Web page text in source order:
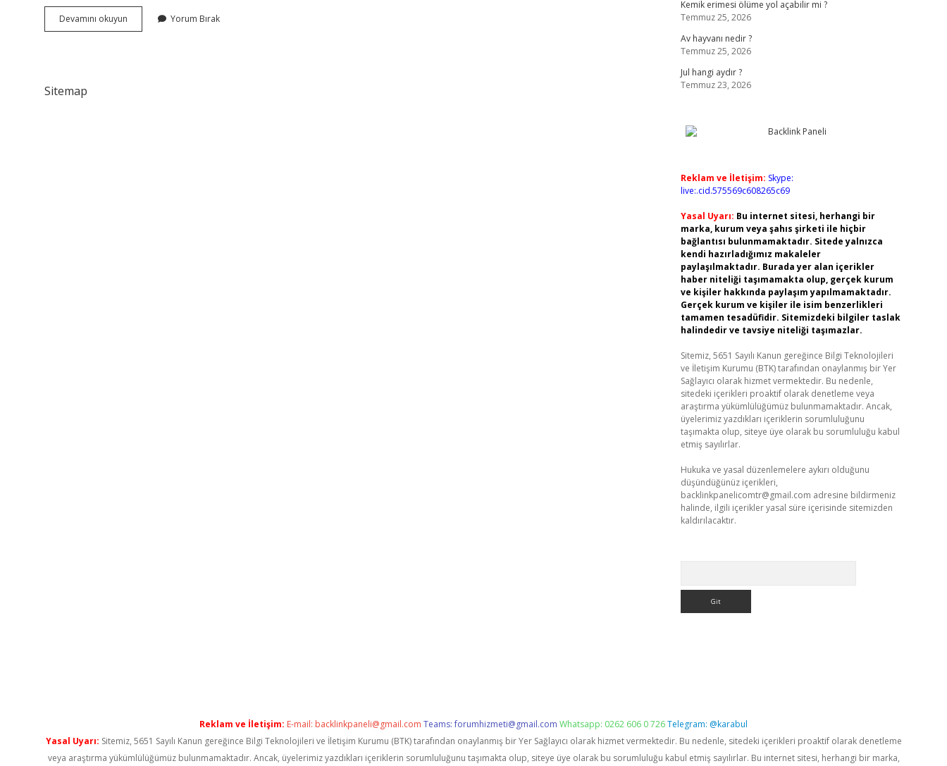
Devamını okuyun
Belirginleştirmek
Yorum Bırak
Sitemap
Kemik erimesi ölüme yol açabilir mi ?
Temmuz 25, 2026
Av hayvanı nedir ?
Temmuz 25, 2026
Jul hangi aydır ?
Temmuz 23, 2026
Reklam ve İletişim: Skype:
live:.cid.575569c608265c69
Yasal Uyarı: Bu internet sitesi, herhangi bir
marka, kurum veya şahıs şirketi ile hiçbir
bağlantısı bulunmamaktadır. Sitede yalnızca
kendi hazırladığımız makaleler
paylaşılmaktadır. Burada yer alan içerikler
haber niteliği taşımamakta olup, gerçek kurum
ve kişiler hakkında paylaşım yapılmamaktadır.
Gerçek kurum ve kişiler ile isim benzerlikleri
tamamen tesadüfidir. Sitemizdeki bilgiler taslak
halindedir ve tavsiye niteliği taşımazlar.
Sitemiz, 5651 Sayılı Kanun gereğince Bilgi Teknolojileri
ve İletişim Kurumu (BTK) tarafından onaylanmış bir Yer
Sağlayıcı olarak hizmet vermektedir. Bu nedenle,
sitedeki içerikleri proaktif olarak denetleme veya
araştırma yükümlülüğümüz bulunmamaktadır. Ancak,
üyelerimiz yazdıkları içeriklerin sorumluluğunu
taşımakta olup, siteye üye olarak bu sorumluluğu kabul
etmiş sayılırlar.
Hukuka ve yasal düzenlemelere aykırı olduğunu
düşündüğünüz içerikleri,
backlinkpanelicomtr@gmail.com adresine bildirmeniz
halinde, ilgili içerikler yasal süre içerisinde sitemizden
kaldırılacaktır.
Reklam ve İletişim: E-mail: backlinkpaneli@gmail.com Teams:forumhizmeti@gmail.com Whatsapp: 0262 606 0 726Telegram: @karabul
Yasal Uyarı: Sitemiz, 5651 Sayılı Kanun gereğince Bilgi Teknolojileri ve İletişim Kurumu (BTK) tarafından onaylanmış bir Yer Sağlayıcı olarak hizmet vermektedir. Bu nedenle, sitedeki içerikleri proaktif olarak denetleme
veya araştırma yükümlülüğümüz bulunmamaktadır. Ancak, üyelerimiz yazdıkları içeriklerin sorumluluğunu taşımakta olup, siteye üye olarak bu sorumluluğu kabul etmiş sayılırlar. Bu internet sitesi, herhangi bir marka,